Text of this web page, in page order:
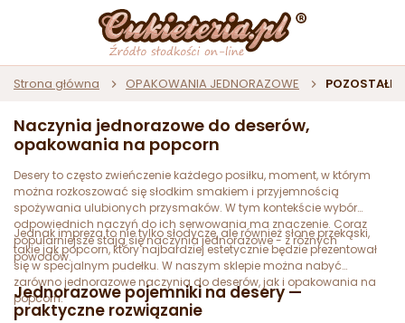
Strona główna OPAKOWANIA JEDNORAZOWE POZOSTAŁE
Naczynia jednorazowe do deserów,
opakowania na popcorn
Desery to często zwieńczenie każdego posiłku, moment, w którym
można rozkoszować się słodkim smakiem i przyjemnością
spożywania ulubionych przysmaków. W tym kontekście wybór
odpowiednich naczyń do ich serwowania ma znaczenie. Coraz
popularniejsze stają się naczynia jednorazowe - z różnych
powodów.
Jednak impreza to nie tylko słodycze, ale również słone przekąski,
takie jak popcorn, który najbardziej estetycznie będzie prezentował
się w specjalnym pudełku. W naszym sklepie można nabyć
zarówno jednorazowe naczynia do deserów, jak i opakowania na
popcorn.
Jednorazowe pojemniki na desery —
praktyczne rozwiązanie